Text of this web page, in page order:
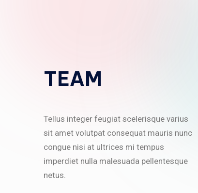
TEAM
Tellus integer feugiat scelerisque varius
sit amet volutpat consequat mauris nunc
congue nisi at ultrices mi tempus
imperdiet nulla malesuada pellentesque
netus.